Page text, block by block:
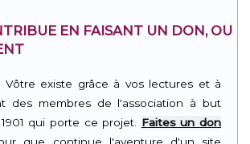
EN FAISANT UN DON, OU
Vôtre existe grâce à vos lectures et à
des membres de l'association à but
qui porte ce projet. Faites un don